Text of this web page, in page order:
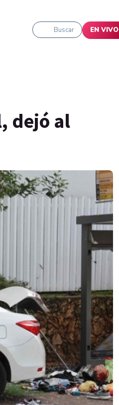
Buscar EN VIVO
dejó al